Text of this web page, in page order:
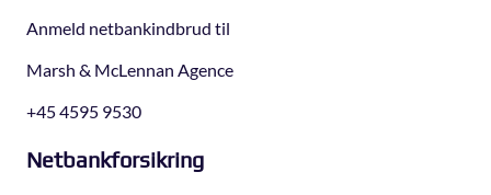
Anmeld netbankindbrud til
Marsh & McLennan Agence
+45 4595 9530
Netbankforsikring